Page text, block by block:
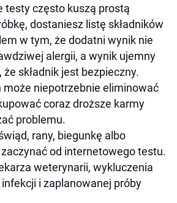
testy często kuszą prostą
dostaniesz listę składników
w tym, że dodatni wynik nie
alergii, a wynik ujemny
składnik jest bezpieczny.
może niepotrzebnie eliminować
coraz droższe karmy
problemu.
rany, biegunkę albo
od internetowego testu.
weterynarii, wykluczenia
infekcji i zaplanowanej próby